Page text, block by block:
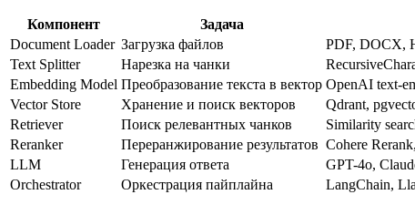
Компонент Задача
Document Loader Загрузка файлов
PDF, DOCX,
Text Splitter
Нарезка на чанки
Embedding Model Преобразование текста в вектор OpenAI text-
Vector Store
Хранение и поиск векторов
Qdrant,
Retriever
Поиск релевантных чанков
Similarity
Reranker
Переранжирование результатов Cohere
LLM
Генерация ответа
GPT-4o,
Orchestrator
Оркестрация пайплайна LangChain,